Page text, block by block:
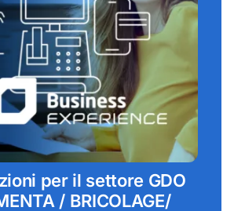
per il settore GDO
/ BRICOLAGE/